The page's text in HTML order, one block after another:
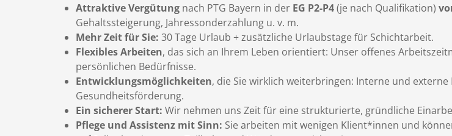
Attraktive Vergütung nach PTG Bayern in der EG P2-P4(je nach Qualifikation)
Gehaltssteigerung, Jahressonderzahlung u. v. m.
Mehr Zeit für Sie: 30 Tage Urlaub + zusätzliche Urlaubstage für Schichtarbeit.
Flexibles Arbeiten, das sich an Ihrem Leben orientiert: Unser offenes
persönlichen Bedürfnisse.
Entwicklungsmöglichkeiten, die Sie wirklich weiterbringen: Interne und
Gesundheitsförderung.
Ein sicherer Start: Wir nehmen uns Zeit für eine strukturierte, gründliche
Pflege und Assistenz mit Sinn: Sie arbeiten mit wenigen Klient*innen und